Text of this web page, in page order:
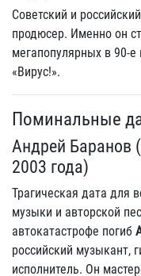
Советский и
продюсер. Именно он
мегапопулярных в 90-е
«Вирус!».
Поминальные
Андрей Баранов
2003 года)
Трагическая дата для
музыки и авторской
автокатастрофе погиб
российский музыкант,
исполнитель. Он